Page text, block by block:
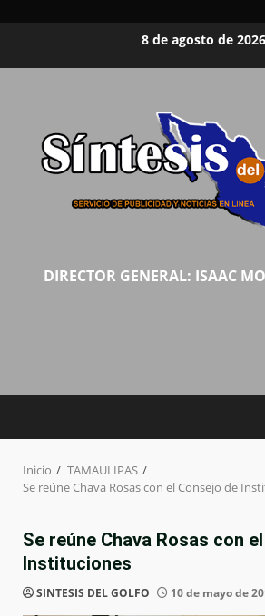
8 de agosto de 2026
DIRECTOR GENERAL: ISAAC
Inicio
TAMAULIPAS
Se reúne Chava Rosas con el Consejo de
Se reúne Chava Rosas con
Instituciones
SINTESIS DEL GOLFO 10 de mayo de